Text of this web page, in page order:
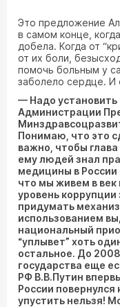
Это предложение
в самом конце,
добела. Когда от
от их боли,
помочь больным у
заболело сердце. И
— Надо установить
Администрации
Понимаю, что это
важно, чтобы
ему людей знал
медицины в России
что мы живем в век
уровень
придумать
использованием
национальный
“уплывет” хоть
остальное. До
государства еще
РФ В.В.Путин
России
упустить нельзя!